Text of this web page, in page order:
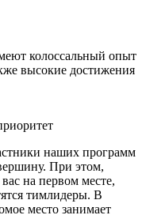
колоссальный опыт
высокие достижения
наших программ
При этом,
на первом месте,
тимлидеры. В
место занимает